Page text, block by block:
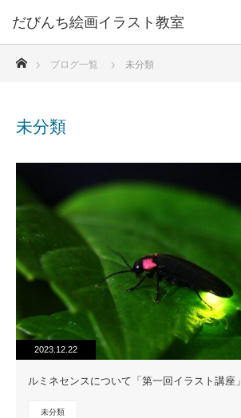
だびんち絵画イラスト教室
ブログ一覧 未分類
未分類
2023.12.22
ルミネセンスについて「第一回イラスト講座」
未分類